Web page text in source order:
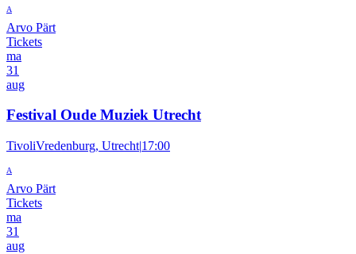
A
Arvo Pärt
Tickets
ma
31
aug
Festival Oude Muziek Utrecht
TivoliVredenburg, Utrecht|17:00
A
Arvo Pärt
Tickets
ma
31
aug